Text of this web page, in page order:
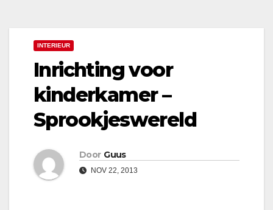
INTERIEUR
Inrichting voor
kinderkamer –
Sprookjeswereld
Door Guus
NOV 22, 2013